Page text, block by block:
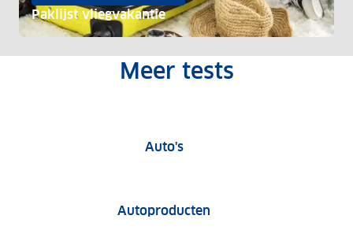
Paklijst vliegvakantie
Meer tests
Auto'sAuto tests
Autoproducten